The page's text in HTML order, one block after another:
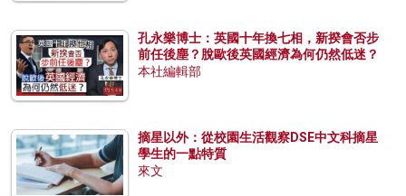
孔永樂博士：英國十年換七相，新揆會否步
前任後塵？脫歐後英國經濟為何仍然低迷？
本社編輯部
摘星以外：從校園生活觀察DSE中文科摘星
學生的一點特質
來文